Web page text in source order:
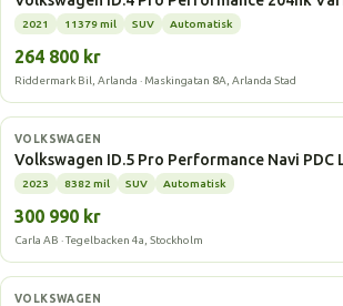
2021 11379 mil SUV Automatisk
264 800 kr
Riddermark Bil, Arlanda · Maskingatan 8A, Arlanda Stad
Elbil
VOLKSWAGEN
Volkswagen ID.5 Pro Performance Navi PDC
2023 8382 mil SUV Automatisk
300 990 kr
Carla AB · Tegelbacken 4a, Stockholm
Elbil
VOLKSWAGEN